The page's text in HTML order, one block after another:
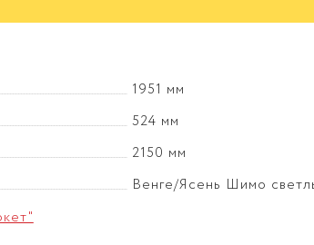
1951 мм
524 мм
2150 мм
Венге/Ясень Шимо